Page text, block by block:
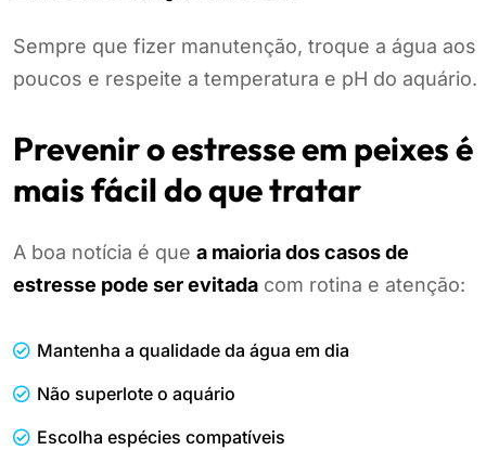
Sempre que fizer manutenção, troque a água aos
poucos e respeite a temperatura e pH do aquário.
Prevenir o estresse em peixes é
mais fácil do que tratar
A boa notícia é que a maioria dos casos de
estresse pode ser evitada com rotina e atenção:
Mantenha a qualidade da água em dia
Não superlote o aquário
Escolha espécies compatíveis